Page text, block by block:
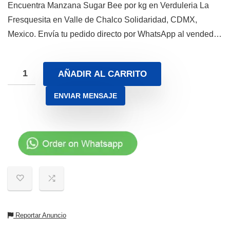
Encuentra Manzana Sugar Bee por kg en Verduleria La
Fresquesita en Valle de Chalco Solidaridad, CDMX,
Mexico. Envía tu pedido directo por WhatsApp al vended…
AÑADIR AL CARRITO
ENVIAR MENSAJE
Reportar Anuncio